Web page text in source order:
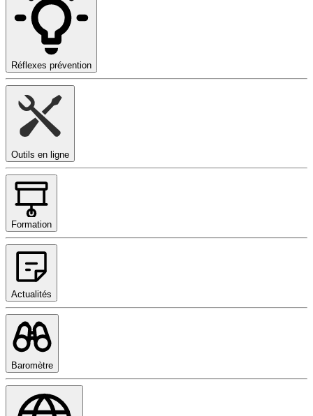
Réflexes prévention
Outils en ligne
Formation
Actualités
Baromètre